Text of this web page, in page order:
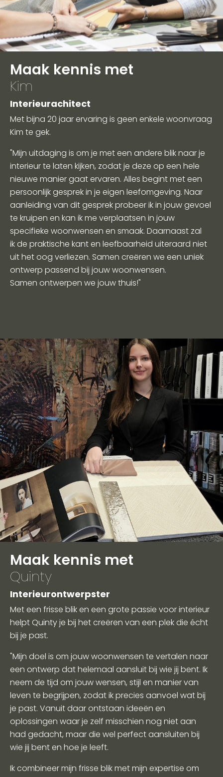
Maak kennis met
Kim
Interieurachitect
Met bijna 20 jaar ervaring is geen enkele woonvraag
Kim te gek.
"Mijn uitdaging is om je met een andere blik naar je
interieur te laten kijken, zodat je deze op een hele
nieuwe manier gaat ervaren. Alles begint met een
persoonlijk gesprek in je eigen leefomgeving. Naar
aanleiding van dit gesprek probeer ik in jouw gevoel
te kruipen en kan ik me verplaatsen in jouw
specifieke woonwensen en smaak. Daarnaast zal
ik de praktische kant en leefbaarheid uiteraard niet
uit het oog verliezen. Samen creëren we een uniek
ontwerp passend bij jouw woonwensen.
Samen ontwerpen we jouw thuis!"
Maak kennis met
Quinty
Interieurontwerpster
Met een frisse blik en een grote passie voor interieur
helpt Quinty je bij het creëren van een plek die écht
bij je past.
"Mijn doel is om jouw woonwensen te vertalen naar
een ontwerp dat helemaal aansluit bij wie jij bent. Ik
neem de tijd om jouw wensen, stijl en manier van
leven te begrijpen, zodat ik precies aanvoel wat bij
je past. Vanuit daar ontstaan ideeën en
oplossingen waar je zelf misschien nog niet aan
had gedacht, maar die wel perfect aansluiten bij
wie jij bent en hoe je leeft.
Ik combineer mijn frisse blik met mijn expertise om